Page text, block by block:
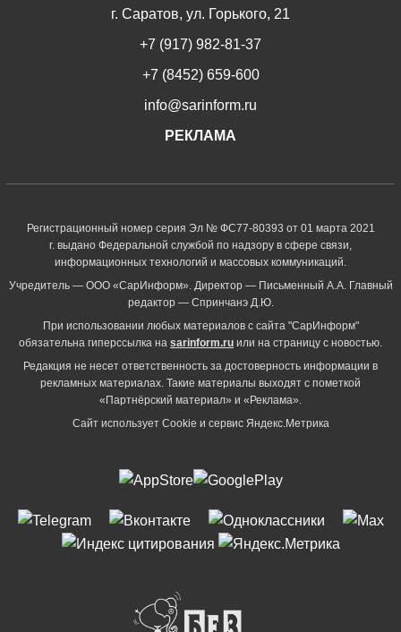
г. Саратов, ул. Горького, 21
+7 (917) 982-81-37
+7 (8452) 659-600
info@sarinform.ru
РЕКЛАМА
Регистрационный номер серия Эл № ФС77-80393 от 01 марта 2021
г. выдано Федеральной службой по надзору в сфере связи,
информационных технологий и массовых коммуникаций.
Учредитель — ООО «СарИнформ». Директор — Письменный А.А. Главный
редактор — Спринчанэ Д.Ю.
При использовании любых материалов с сайта "СарИнформ"
обязательна гиперссылка на sarinform.ru или на страницу с новостью.
Редакция не несет ответственность за достоверность информации в
рекламных материалах. Такие материалы выходят с пометкой
«Партнёрский материал» и «Реклама».
Сайт использует Cookie и сервиc Яндекс.Метрика